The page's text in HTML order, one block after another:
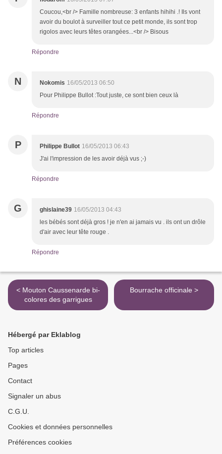
Coucou,<br /> Famille nombreuse: 3 enfants hihihi .! Ils vont
avoir du boulot à surveiller tout ce petit monde, ils sont trop
rigolos avec leurs têtes orangées...<br /> Bisous
Répondre
N Nokomis 16/05/2013 06:50
Pour Philippe Bullot :Tout juste, ce sont bien ceux là
Répondre
P Philippe Bullot 16/05/2013 06:43
J'ai l'impression de les avoir déjà vus ;-)
Répondre
G ghislaine39 16/05/2013 04:43
les bébés sont déjà gros ! je n'en ai jamais vu . ils ont un drôle
d'air avec leur tête rouge .
Répondre
< Mouton Caussenarde bi-
colores des garrigues
Bourrache officinale >
Hébergé par Eklablog
Top articles
Pages
Contact
Signaler un abus
C.G.U.
Cookies et données personnelles
Préférences cookies